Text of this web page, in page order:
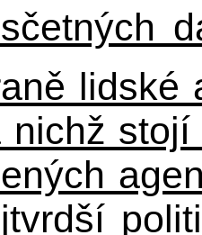
lidské
nichž